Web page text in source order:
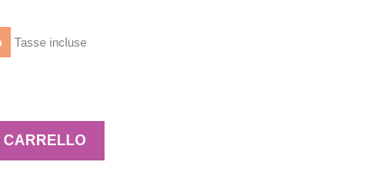
Tasse incluse
CARRELLO